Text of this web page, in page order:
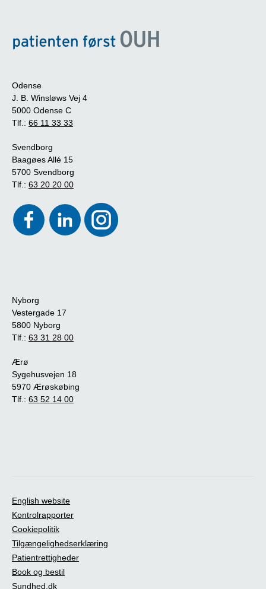
Odense
J. B. Winsløws Vej 4
5000 Odense C
Tlf.: 66 11 33 33
Svendborg
Baagøes Allé 15
5700 Svendborg
Tlf.: 63 20 20 00
Nyborg
Vestergade 17
5800 Nyborg
Tlf.: 63 31 28 00
Ærø
Sygehusvejen 18
5970 Ærøskøbing
Tlf.: 63 52 14 00
English website
Kontrolrapporter
Cookiepolitik
Tilgængelighedserklæring
Patientrettigheder
Book og bestil
Sundhed.dk